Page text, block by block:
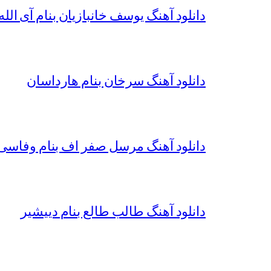
دانلود آهنگ یوسف خانبازیان بنام آی
دانلود آهنگ سرخان بنام هارداسان
دانلود آهنگ مرسل صفر اف بنام
دانلود آهنگ طالب طالع بنام دییشیر